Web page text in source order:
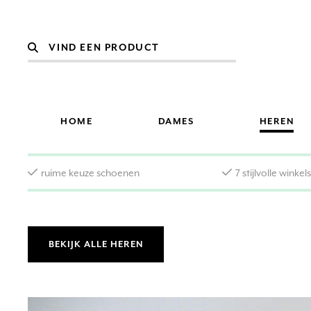
HOME DAMES HEREN
ruime keuze schoenen 7 stijlvolle winkels
BEKIJK ALLE HEREN